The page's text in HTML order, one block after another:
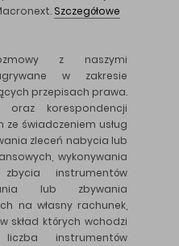
Szczegółowe
z naszymi
w zakresie
przepisach prawa.
korespondencji
ze świadczeniem usług
zleceń nabycia lub
wykonywania
instrumentów
lub zbywania
na własny rachunek,
skład których wchodzi
instrumentów